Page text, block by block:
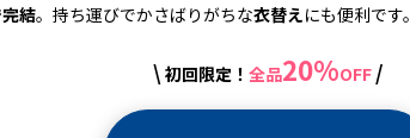
結。持ち運びでかさばりがちな衣替えにも便利です。
\ 初回限定！ 全品20%OFF /